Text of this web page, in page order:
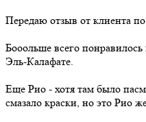
Передаю отзыв от клиента
Бооольше всего
Эль-Калафате.
Еще Рио - хотя там было
смазало краски, но это Рио